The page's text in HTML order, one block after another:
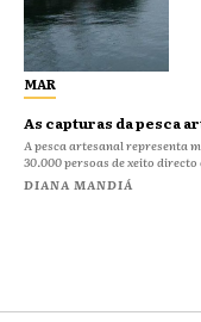
MAR
As capturas da pesca
A pesca artesanal representa
30.000 persoas de xeito directo
DIANA MANDIÁ